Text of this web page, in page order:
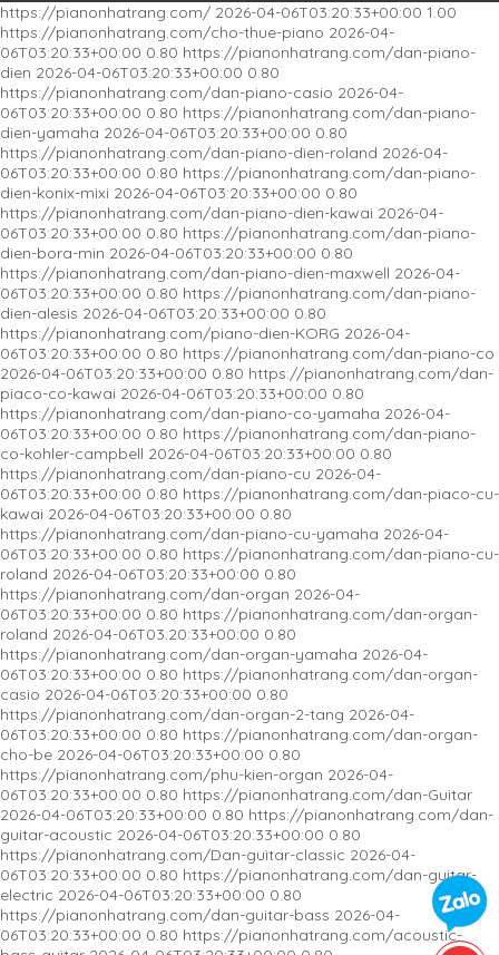
Đàn Piano Cơ Kawai K-300
Đàn Piano Cơ Kawai K-400
https://pianonhatrang.com/ 2026-04-06T03:20:33+00:00 1.00
https://pianonhatrang.com/cho-thue-piano 2026-04-
06T03:20:33+00:00 0.80 https://pianonhatrang.com/dan-piano-
dien 2026-04-06T03:20:33+00:00 0.80
https://pianonhatrang.com/dan-piano-casio 2026-04-
06T03:20:33+00:00 0.80 https://pianonhatrang.com/dan-piano-
dien-yamaha 2026-04-06T03:20:33+00:00 0.80
https://pianonhatrang.com/dan-piano-dien-roland 2026-04-
06T03:20:33+00:00 0.80 https://pianonhatrang.com/dan-piano-
dien-konix-mixi 2026-04-06T03:20:33+00:00 0.80
https://pianonhatrang.com/dan-piano-dien-kawai 2026-04-
06T03:20:33+00:00 0.80 https://pianonhatrang.com/dan-piano-
dien-bora-min 2026-04-06T03:20:33+00:00 0.80
https://pianonhatrang.com/dan-piano-dien-maxwell 2026-04-
06T03:20:33+00:00 0.80 https://pianonhatrang.com/dan-piano-
dien-alesis 2026-04-06T03:20:33+00:00 0.80
https://pianonhatrang.com/piano-dien-KORG 2026-04-
06T03:20:33+00:00 0.80 https://pianonhatrang.com/dan-piano-co
2026-04-06T03:20:33+00:00 0.80 https://pianonhatrang.com/dan-
piaco-co-kawai 2026-04-06T03:20:33+00:00 0.80
https://pianonhatrang.com/dan-piano-co-yamaha 2026-04-
06T03:20:33+00:00 0.80 https://pianonhatrang.com/dan-piano-
co-kohler-campbell 2026-04-06T03:20:33+00:00 0.80
https://pianonhatrang.com/dan-piano-cu 2026-04-
06T03:20:33+00:00 0.80 https://pianonhatrang.com/dan-piaco-cu-
kawai 2026-04-06T03:20:33+00:00 0.80
https://pianonhatrang.com/dan-piano-cu-yamaha 2026-04-
06T03:20:33+00:00 0.80 https://pianonhatrang.com/dan-piano-cu-
roland 2026-04-06T03:20:33+00:00 0.80
https://pianonhatrang.com/dan-organ 2026-04-
06T03:20:33+00:00 0.80 https://pianonhatrang.com/dan-organ-
roland 2026-04-06T03:20:33+00:00 0.80
https://pianonhatrang.com/dan-organ-yamaha 2026-04-
06T03:20:33+00:00 0.80 https://pianonhatrang.com/dan-organ-
casio 2026-04-06T03:20:33+00:00 0.80
https://pianonhatrang.com/dan-organ-2-tang 2026-04-
06T03:20:33+00:00 0.80 https://pianonhatrang.com/dan-organ-
cho-be 2026-04-06T03:20:33+00:00 0.80
https://pianonhatrang.com/phu-kien-organ 2026-04-
06T03:20:33+00:00 0.80 https://pianonhatrang.com/dan-Guitar
2026-04-06T03:20:33+00:00 0.80 https://pianonhatrang.com/dan-
guitar-acoustic 2026-04-06T03:20:33+00:00 0.80
https://pianonhatrang.com/Dan-guitar-classic 2026-04-
06T03:20:33+00:00 0.80 https://pianonhatrang.com/dan-guitar-
electric 2026-04-06T03:20:33+00:00 0.80
https://pianonhatrang.com/dan-guitar-bass 2026-04-
06T03:20:33+00:00 0.80 https://pianonhatrang.com/acoustic-